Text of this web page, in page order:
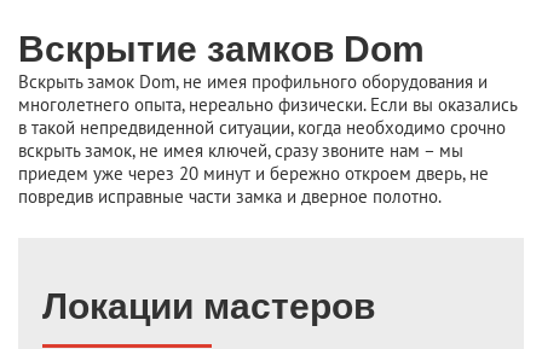
Вскрытие замков Dom
Вскрыть замок Dom, не имея профильного оборудования и
многолетнего опыта, нереально физически. Если вы оказались
в такой непредвиденной ситуации, когда необходимо срочно
вскрыть замок, не имея ключей, сразу звоните нам – мы
приедем уже через 20 минут и бережно откроем дверь, не
повредив исправные части замка и дверное полотно.
Локации мастеров